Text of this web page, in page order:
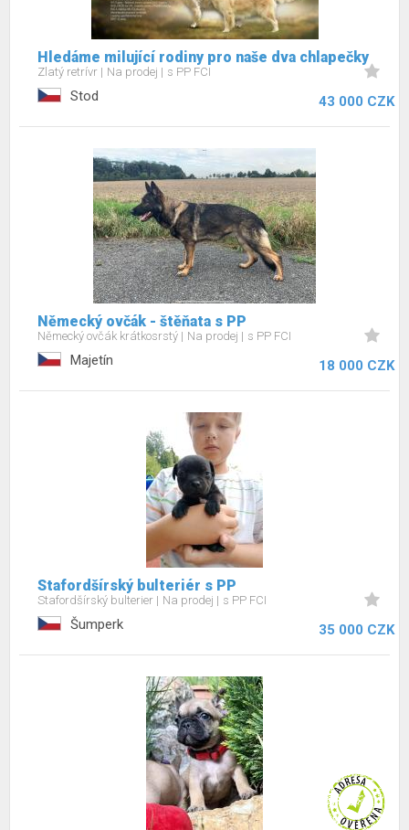
Hledáme milující rodiny pro naše dva chlapečky
Zlatý retrívr Na prodej s PP FCI
Stod 43 000 CZK
Německý ovčák - štěňata s PP
Německý ovčák krátkosrstý Na prodej s PP FCI
Majetín 18 000 CZK
Stafordšírský bulteriér s PP
Stafordšírský bulterier Na prodej s PP FCI
Šumperk 35 000 CZK